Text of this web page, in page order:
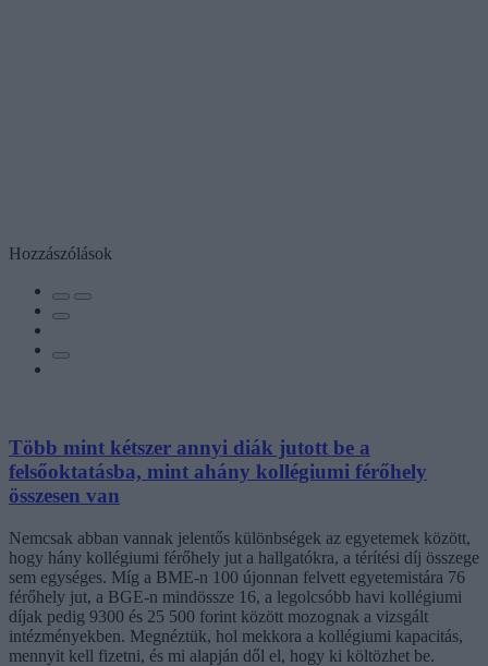
Hozzászólások
Több mint kétszer annyi diák jutott be a
felsőoktatásba, mint ahány kollégiumi férőhely
összesen van
Nemcsak abban vannak jelentős különbségek az egyetemek között,
hogy hány kollégiumi férőhely jut a hallgatókra, a térítési díj összege
sem egységes. Míg a BME-n 100 újonnan felvett egyetemistára 76
férőhely jut, a BGE-n mindössze 16, a legolcsóbb havi kollégiumi
díjak pedig 9300 és 25 500 forint között mozognak a vizsgált
intézményekben. Megnéztük, hol mekkora a kollégiumi kapacitás,
mennyit kell fizetni, és mi alapján dől el, hogy ki költözhet be.